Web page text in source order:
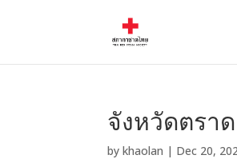
จังหวัดตรา
bykhaolan | Dec 20,